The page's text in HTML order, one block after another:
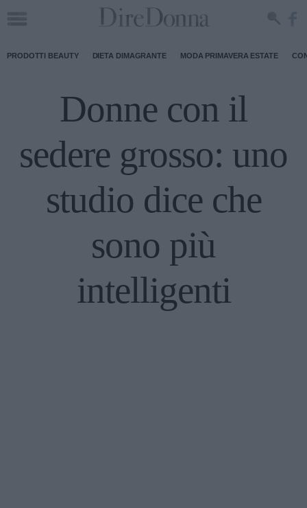
PRODOTTI BEAUTY DIETA DIMAGRANTE MODA PRIMAVERA ESTATE
Donne con il
sedere grosso: uno
studio dice che
sono più
intelligenti